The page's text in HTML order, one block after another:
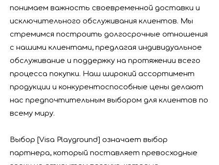
В сегодняшней динамичной и конкурентной
понимаем важность своевременной доставки и
исключительного обслуживания клиентов. Мы
стремимся построить долгосрочные отношения
с нашими клиентами, предлагая индивидуальное
обслуживание и поддержку на протяжении всего
процесса покупки. Наш широкий ассортимент
продукции и конкурентоспособные цены делают
нас предпочтительным выбором для клиентов по
всему миру.
Выбор [Visa Playground] означает выбор
партнера, который поставляет превосходные